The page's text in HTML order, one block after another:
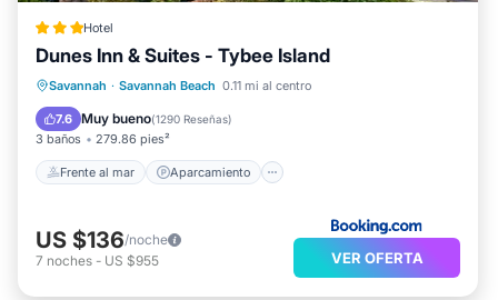
Hotel
Dunes Inn & Suites - Tybee Island
Savannah · Savannah Beach 0.11 mi al centro
7.6 Muy bueno(1290 Reseñas)
3 baños 279.86 pies²
Frente al mar Aparcamiento
Frente al mar Aparcamiento
Vista al mar
US $136/noche
7 noches - US $955 VER OFERTA